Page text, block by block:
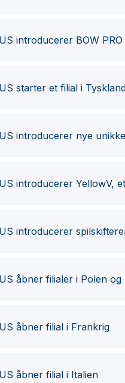
introducerer BOW
starter et filial i
introducerer nye
introducerer YellowV,
introducerer
åbner filialer i Polen og
åbner filial i Frankrig
åbner filial i Italien